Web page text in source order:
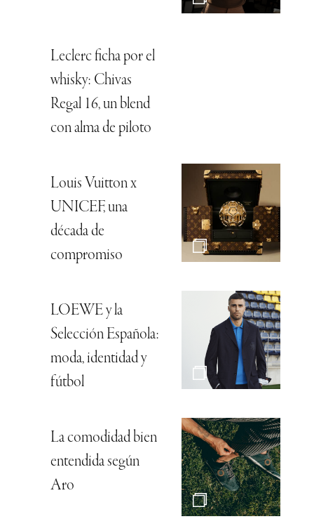
Leclerc ficha por el
whisky: Chivas
Regal 16, un blend
con alma de piloto
Louis Vuitton x
UNICEF, una
década de
compromiso
LOEWE y la
Selección Española:
moda, identidad y
fútbol
La comodidad bien
entendida según
Aro